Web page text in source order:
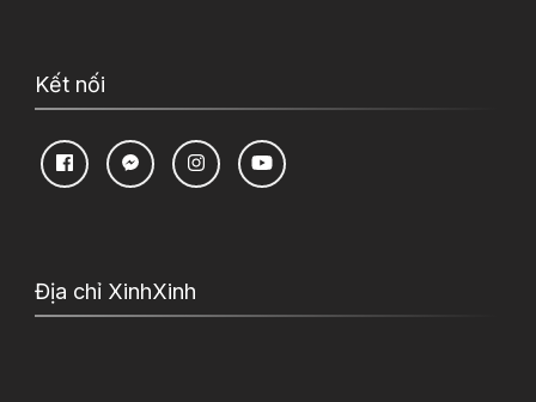
Kết nối
Địa chỉ XinhXinh